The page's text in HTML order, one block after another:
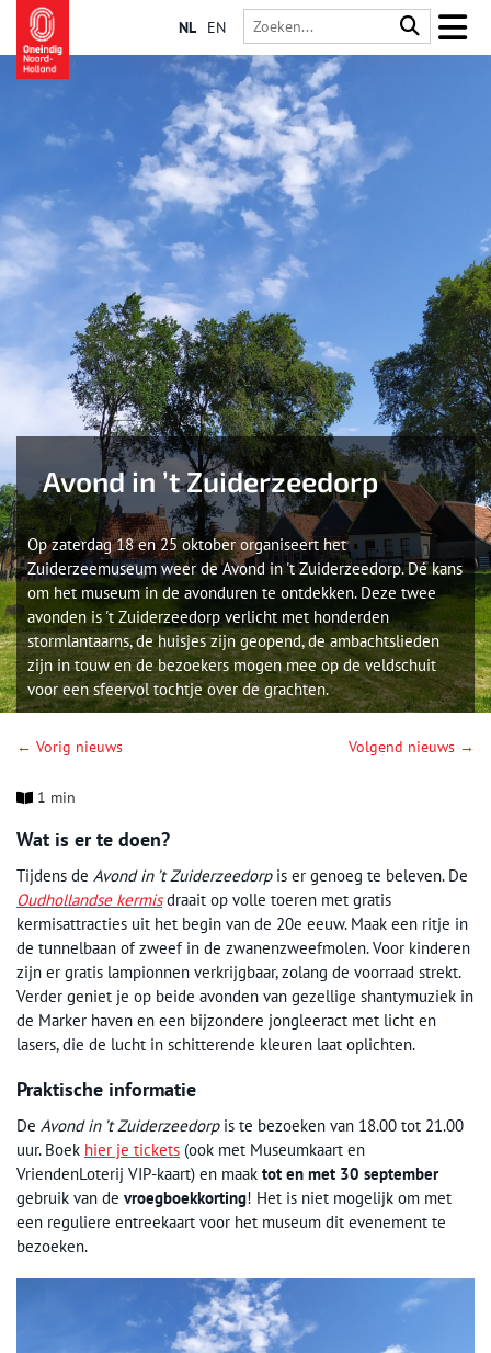
NL EN
Avond in ’t Zuiderzeedorp
Op zaterdag 18 en 25 oktober organiseert het
Zuiderzeemuseum weer de Avond in 't Zuiderzeedorp. Dé kans
om het museum in de avonduren te ontdekken. Deze twee
avonden is 't Zuiderzeedorp verlicht met honderden
stormlantaarns, de huisjes zijn geopend, de ambachtslieden
zijn in touw en de bezoekers mogen mee op de veldschuit
voor een sfeervol tochtje over de grachten.
← Vorig nieuws Volgend nieuws →
1 min
Wat is er te doen?
Tijdens de Avond in ’t Zuiderzeedorpis er genoeg te beleven. De
Oudhollandse kermisdraait op volle toeren met gratis
kermisattracties uit het begin van de 20e eeuw. Maak een ritje in
de tunnelbaan of zweef in de zwanenzweefmolen. Voor kinderen
zijn er gratis lampionnen verkrijgbaar, zolang de voorraad strekt.
Verder geniet je op beide avonden van gezellige shantymuziek in
de Marker haven en een bijzondere jongleeract met licht en
lasers, die de lucht in schitterende kleuren laat oplichten.
Praktische informatie
De Avond in ’t Zuiderzeedorpis te bezoeken van 18.00 tot 21.00
uur. Boek hier je tickets (ook met Museumkaart en
VriendenLoterij VIP-kaart) en maak tot en met 30 september
gebruik van de vroegboekkorting! Het is niet mogelijk om met
een reguliere entreekaart voor het museum dit evenement te
bezoeken.